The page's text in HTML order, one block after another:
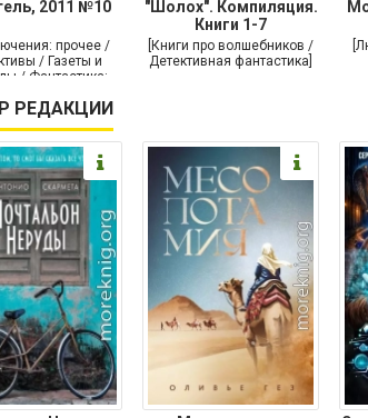
2011 №10
прочее /
/ Газеты и
/ Фантастика:
"Шолох". Компиляция.
Книги 1-7
[Книги про волшебников /
Детективная фантастика]
РЕДАКЦИИ